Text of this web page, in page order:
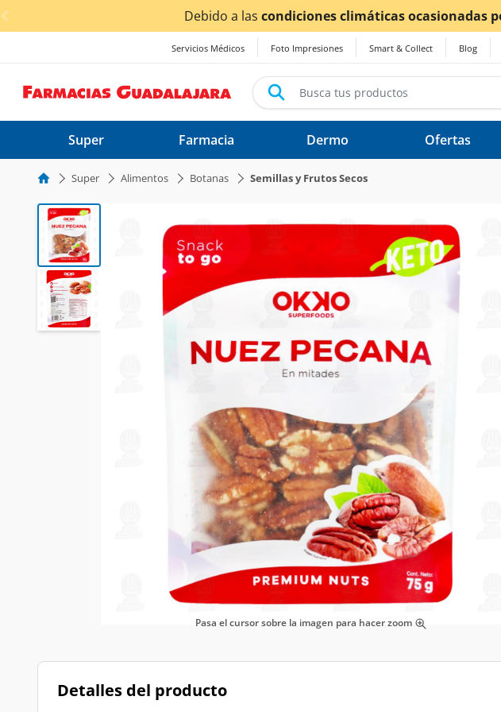
< div class="carousel-inner">
ocasionadas por las lluvias,los tiempos de entregapodrían verse afectados.
Servicios Médicos Foto Impresiones Smart & Collect Blog
Super Farmacia Dermo Ofertas
Super Alimentos Botanas Semillas y Frutos Secos
Pasa el cursor sobre la imagen para hacer zoom
Detalles del producto